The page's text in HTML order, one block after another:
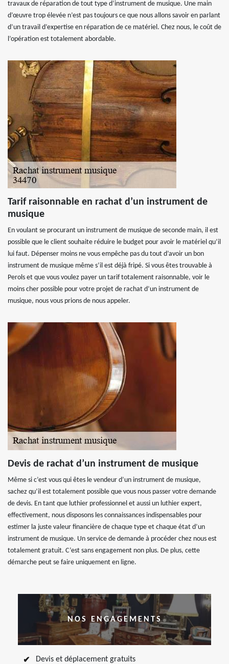
travaux de réparation de tout type d’instrument de musique. Une main
d’œuvre trop élevée n’est pas toujours ce que nous allons savoir en parlant
d’un travail d’expertise en réparation de ce matériel. Chez nous, le coût de
l’opération est totalement abordable.
Tarif raisonnable en rachat d’un instrument de
musique
En voulant se procurant un instrument de musique de seconde main, il est
possible que le client souhaite réduire le budget pour avoir le matériel qu’il
lui faut. Dépenser moins ne vous empêche pas du tout d’avoir un bon
instrument de musique même s’il est déjà fripé. Si vous êtes trouvable à
Perols et que vous voulez payer un tarif totalement raisonnable, voir le
moins cher possible pour votre projet de rachat d’un instrument de
musique, nous vous prions de nous appeler.
Devis de rachat d’un instrument de musique
Même si c’est vous qui êtes le vendeur d’un instrument de musique,
sachez qu’il est totalement possible que vous nous passer votre demande
de devis. En tant que luthier professionnel et aussi un luthier expert,
effectivement, nous disposons les connaissances indispensables pour
estimer la juste valeur financière de chaque type et chaque état d’un
instrument de musique. Un service de demande à procéder chez nous est
totalement gratuit. C’est sans engagement non plus. De plus, cette
démarche peut se faire uniquement en ligne.
NOS ENGAGEMENTS
Devis et déplacement gratuits